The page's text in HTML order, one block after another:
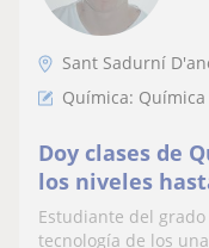
Sant Sadurní
Química: Química
Doy clases de
los niveles
mejor
Estudiante del
tecnología de los